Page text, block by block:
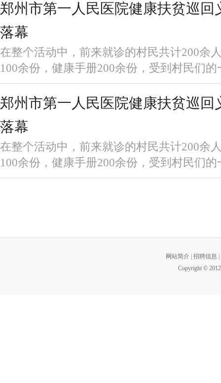
郑州市第一人民医院健康扶贫巡回
落幕
在整个活动中，前来就诊的村民共计200余
100余份，健康手册200余份，受到村民们
郑州市第一人民医院健康扶贫巡回
落幕
在整个活动中，前来就诊的村民共计200余
100余份，健康手册200余份，受到村民们
网站简介 招聘信息
Copyright ©